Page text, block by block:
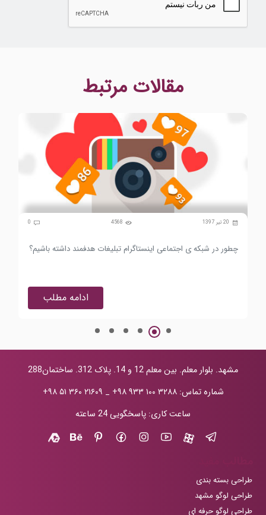
مقالات مرتبط
20 تیر 1397 4568
0
چطور در شبکه ی اجتماعی اینستاگرام تبلیغات هدفمند داشته باشیم؟
ادامه مطلب
مشهد. بلوار معلم. بین معلم 12 و 14. پلاک 312. ساختمان288
شماره تماس:+۹۸ ۹۳۳ ۱۰۰ ۳۲۸۸ _ +۹۸ ۵۱ ۳۶۰ ۲۱۶۰۹
ساعت کاری: پاسخگویی 24 ساعته
طراحی بسته بندی
طراحی لوگو مشهد
طراحی لوگو حرفه ای